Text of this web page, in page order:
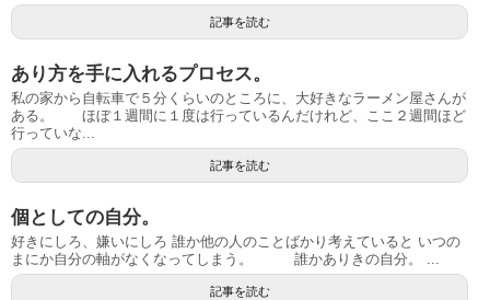
記事を読む
あり方を手に入れるプロセス。
私の家から自転車で５分くらいのところに、大好きなラーメン屋さんが
ある。 ほぼ１週間に１度は行っているんだけれど、ここ２週間ほど
行っていな...
記事を読む
個としての自分。
好きにしろ、嫌いにしろ 誰か他の人のことばかり考えていると いつの
まにか自分の軸がなくなってしまう。 誰かありきの自分。 ...
記事を読む